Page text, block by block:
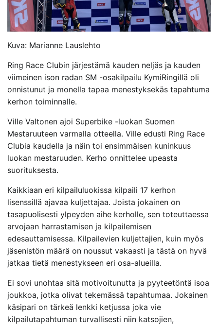
Kuva: Marianne Lauslehto
Ring Race Clubin järjestämä kauden neljäs ja kauden
viimeinen ison radan SM -osakilpailu KymiRingillä oli
onnistunut ja monella tapaa menestyksekäs tapahtuma
kerhon toiminnalle.
Ville Valtonen ajoi Superbike -luokan Suomen
Mestaruuteen varmalla otteella. Ville edusti Ring Race
Clubia kaudella ja näin toi ensimmäisen kuninkuus
luokan mestaruuden. Kerho onnittelee upeasta
suorituksesta.
Kaikkiaan eri kilpailuluokissa kilpaili 17 kerhon
lisenssillä ajavaa kuljettajaa. Joista jokainen on
tasapuolisesti ylpeyden aihe kerholle, sen toteuttaessa
arvojaan harrastamisen ja kilpailemisen
edesauttamisessa. Kilpailevien kuljettajien, kuin myös
jäsenistön määrä on noussut vakaasti ja tästä on hyvä
jatkaa tietä menestykseen eri osa-alueilla.
Ei sovi unohtaa sitä motivoitunutta ja pyyteetöntä isoa
joukkoa, jotka olivat tekemässä tapahtumaa. Jokainen
käsipari on tärkeä lenkki ketjussa joka vie
kilpailutapahtuman turvallisesti niin katsojien,